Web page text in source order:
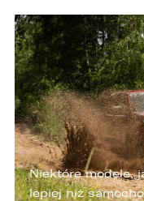
Niektóre modele,
lepiej niż